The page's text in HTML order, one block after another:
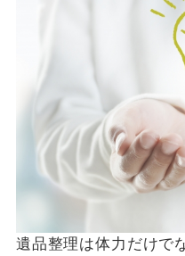
遺品整理は体力だけで